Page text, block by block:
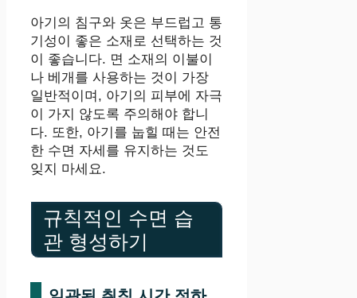
아기의 침구와 옷은 부드럽고 통
기성이 좋은 소재로 선택하는 것
이 좋습니다. 면 소재의 이불이
나 베개를 사용하는 것이 가장
일반적이며, 아기의 피부에 자극
이 가지 않도록 주의해야 합니
다. 또한, 아기를 눕힐 때는 안전
한 수면 자세를 유지하는 것도
잊지 마세요.
규칙적인 수면 습
관 형성하기